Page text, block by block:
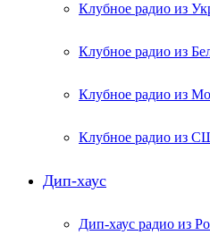
Клубное радио из
Клубное радио из
Клубное радио из
Клубное радио из
Дип-хаус
Дип-хаус радио из